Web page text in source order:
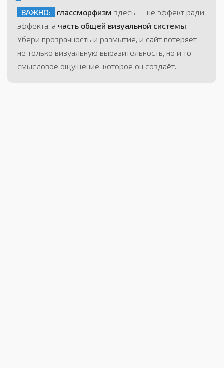
ВАЖНО: глассморфизм здесь — не эффект ради
эффекта, а часть общей визуальной системы.
Убери прозрачность и размытие, и сайт потеряет
не только визуальную выразительность, но и то
смысловое ощущение, которое он создаёт.